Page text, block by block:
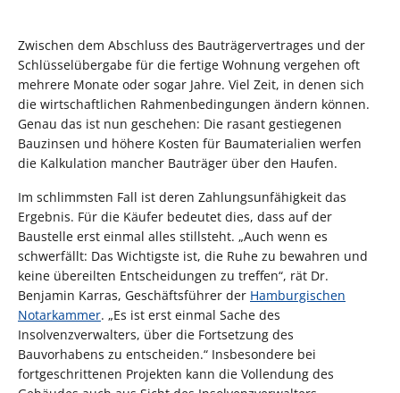
Zwischen dem Abschluss des Bauträgervertrages und der
Schlüsselübergabe für die fertige Wohnung vergehen oft
mehrere Monate oder sogar Jahre. Viel Zeit, in denen sich
die wirtschaftlichen Rahmenbedingungen ändern können.
Genau das ist nun geschehen: Die rasant gestiegenen
Bauzinsen und höhere Kosten für Baumaterialien werfen
die Kalkulation mancher Bauträger über den Haufen.
Im schlimmsten Fall ist deren Zahlungsunfähigkeit das
Ergebnis. Für die Käufer bedeutet dies, dass auf der
Baustelle erst einmal alles stillsteht. „Auch wenn es
schwerfällt: Das Wichtigste ist, die Ruhe zu bewahren und
keine übereilten Entscheidungen zu treffen“, rät Dr.
Benjamin Karras, Geschäftsführer der Hamburgischen
Notarkammer. „Es ist erst einmal Sache des
Insolvenzverwalters, über die Fortsetzung des
Bauvorhabens zu entscheiden.“ Insbesondere bei
fortgeschrittenen Projekten kann die Vollendung des